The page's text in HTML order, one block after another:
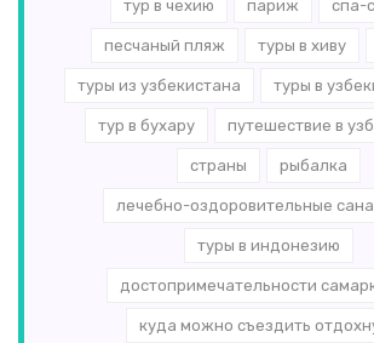
тур в чехию париж спа-
песчаный пляж туры в хиву
туры из узбекистана туры в
тур в бухару путешествие в
страны рыбалка
лечебно-оздоровительные
туры в индонезию
достопримечательности
куда можно съездить